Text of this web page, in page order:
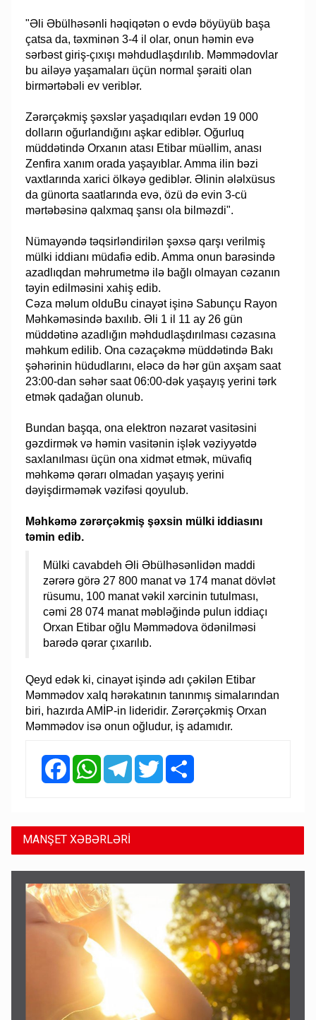
"Əli Əbülhəsənli həqiqətən o evdə böyüyüb başa
çatsa da, təxminən 3-4 il olar, onun həmin evə
sərbəst giriş-çıxışı məhdudlaşdırılıb. Məmmədovlar
bu ailəyə yaşamaları üçün normal şəraiti olan
birmərtəbəli ev veriblər.
Zərərçəkmiş şəxslər yaşadıqıları evdən 19 000
dolların oğurlandığını aşkar ediblər. Oğurluq
müddətində Orxanın atası Etibar müəllim, anası
Zenfira xanım orada yaşayıblar. Amma ilin bəzi
vaxtlarında xarici ölkəyə gediblər. Əlinin ələlxüsus
da günorta saatlarında evə, özü də evin 3-cü
mərtəbəsinə qalxmaq şansı ola bilməzdi".
Nümayəndə təqsirləndirilən şəxsə qarşı verilmiş
mülki iddianı müdafiə edib. Amma onun barəsində
azadlıqdan məhrumetmə ilə bağlı olmayan cəzanın
təyin edilməsini xahiş edib.
Cəza məlum olduBu cinayət işinə Sabunçu Rayon
Məhkəməsində baxılıb. Əli 1 il 11 ay 26 gün
müddətinə azadlığın məhdudlaşdırılması cəzasına
məhkum edilib. Ona cəzaçəkmə müddətində Bakı
şəhərinin hüdudlarını, eləcə də hər gün axşam saat
23:00-dan səhər saat 06:00-dək yaşayış yerini tərk
etmək qadağan olunub.
Bundan başqa, ona elektron nəzarət vasitəsini
gəzdirmək və həmin vasitənin işlək vəziyyətdə
saxlanılması üçün ona xidmət etmək, müvafiq
məhkəmə qərarı olmadan yaşayış yerini
dəyişdirməmək vəzifəsi qoyulub.
Məhkəmə zərərçəkmiş şəxsin mülki iddiasını
təmin edib.
Mülki cavabdeh Əli Əbülhəsənlidən maddi
zərərə görə 27 800 manat və 174 manat dövlət
rüsumu, 100 manat vəkil xərcinin tutulması,
cəmi 28 074 manat məbləğində pulun iddiaçı
Orxan Etibar oğlu Məmmədova ödənilməsi
barədə qərar çıxarılıb.
Qeyd edək ki, cinayət işində adı çəkilən Etibar
Məmmədov xalq hərəkatının tanınmış simalarından
biri, hazırda AMİP-in lideridir. Zərərçəkmiş Orxan
Məmmədov isə onun oğludur, iş adamıdır.
FacebookWhatsAppTelegramTwitter
MANŞET XƏBƏRLƏRİ